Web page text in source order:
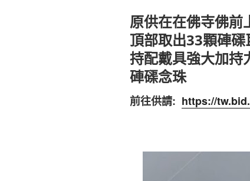
原供在在佛寺佛前
頂部取出33顆硨
持配戴具強大加持
硨磲念珠
前往供請: https://